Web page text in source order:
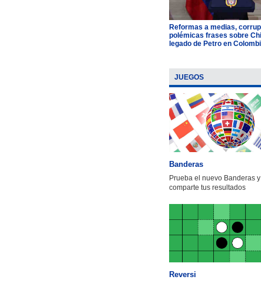
Reformas a medias,
polémicas frases sobre
legado de Petro en
JUEGOS
Banderas
Prueba el nuevo Banderas y
comparte tus resultados
Reversi